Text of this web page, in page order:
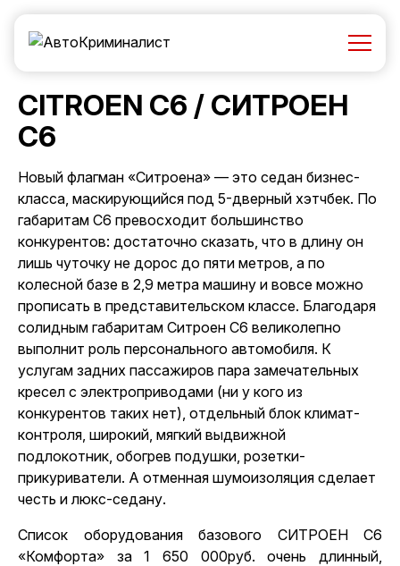
CITROEN C6 / СИТРОЕН
С6
Новый флагман «Ситроена» — это седан бизнес-
класса, маскирующийся под 5-дверный хэтчбек. По
габаритам С6 превосходит большинство
конкурентов: достаточно сказать, что в длину он
лишь чуточку не дорос до пяти метров, а по
колесной базе в 2,9 метра машину и вовсе можно
прописать в представительском классе. Благодаря
солидным габаритам Ситроен С6 великолепно
выполнит роль персонального автомобиля. К
услугам задних пассажиров пара замечательных
кресел с электроприводами (ни у кого из
конкурентов таких нет), отдельный блок климат-
контроля, широкий, мягкий выдвижной
подлокотник, обогрев подушки, розетки-
прикуриватели. А отменная шумоизоляция сделает
честь и люкс-седану.
Список оборудования базового СИТРОЕН С6
«Комфорта» за 1 650 000руб. очень длинный,